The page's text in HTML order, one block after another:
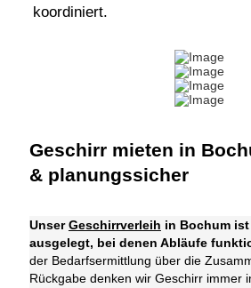
koordiniert.
Geschirr mieten in
& planungssicher
UnserGeschirrverleih in Bochum
ausgelegt, bei denen Abläufe
der Bedarfsermittlung über die
Rückgabe denken wir Geschirr immer